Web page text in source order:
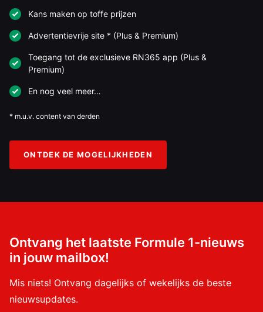
Kans maken op toffe prijzen
Advertentievrije site * (Plus & Premium)
Toegang tot de exclusieve RN365 app (Plus &
Premium)
En nog veel meer…
* m.u.v. content van derden
ONTDEK DE MOGELIJKHEDEN
Ontvang het laatste Formule 1-nieuws
in jouw mailbox!
Mis niets! Ontvang dagelijks of wekelijks de beste
nieuwsupdates.